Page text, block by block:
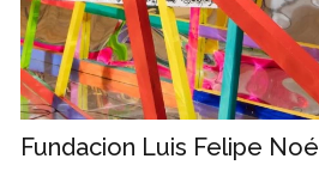
Fundacion Luis Felipe Noé